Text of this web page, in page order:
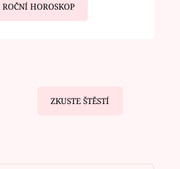
ROČNÍ HOROSKOP
ZKUSTE ŠTĚSTÍ